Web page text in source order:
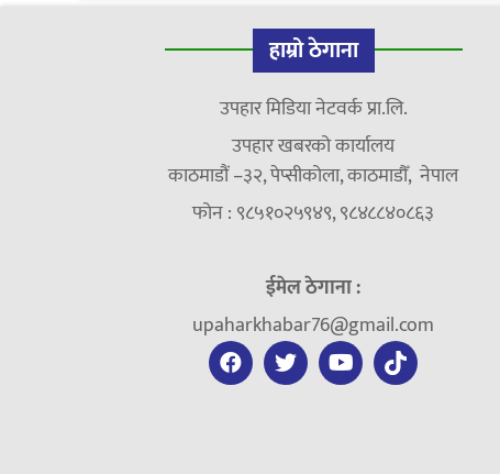
हाम्रो ठेगाना
उपहार मिडिया नेटवर्क प्रा.लि.
उपहार खबरको कार्यालय
काठमाडौं –३२, पेप्सीकोला, काठमाडौँ, नेपाल
फोन : ९८५१०२५९४९, ९८४८८४०८६३
ईमेल ठेगाना :
upaharkhabar76@gmail.com